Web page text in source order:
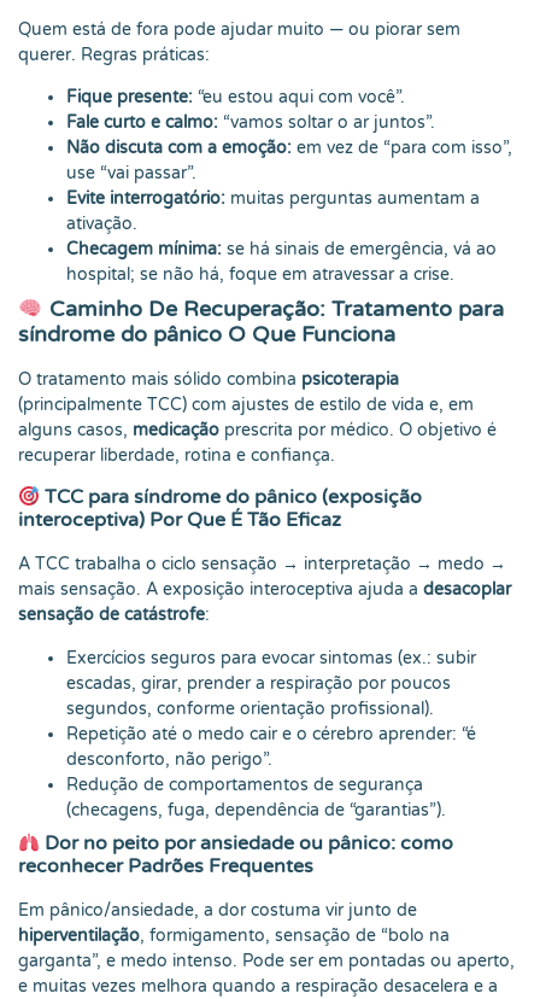
Quem está de fora pode ajudar muito — ou piorar sem
querer. Regras práticas:
Fique presente: “eu estou aqui com você”.
Fale curto e calmo: “vamos soltar o ar juntos”.
Não discuta com a emoção: em vez de “para com isso”,
use “vai passar”.
Evite interrogatório: muitas perguntas aumentam a
ativação.
Checagem mínima: se há sinais de emergência, vá ao
hospital; se não há, foque em atravessar a crise.
Caminho De Recuperação: Tratamento para
síndrome do pânico O Que Funciona
O tratamento mais sólido combina psicoterapia
(principalmente TCC) com ajustes de estilo de vida e, em
alguns casos, medicação prescrita por médico. O objetivo é
recuperar liberdade, rotina e confiança.
TCC para síndrome do pânico (exposição
interoceptiva) Por Que É Tão Eficaz
A TCC trabalha o ciclo sensação → interpretação → medo →
mais sensação. A exposição interoceptiva ajuda a desacoplar
sensação de catástrofe:
Exercícios seguros para evocar sintomas (ex.: subir
escadas, girar, prender a respiração por poucos
segundos, conforme orientação profissional).
Repetição até o medo cair e o cérebro aprender: “é
desconforto, não perigo”.
Redução de comportamentos de segurança
(checagens, fuga, dependência de “garantias”).
Dor no peito por ansiedade ou pânico: como
reconhecer Padrões Frequentes
Em pânico/ansiedade, a dor costuma vir junto de
hiperventilação, formigamento, sensação de “bolo na
garganta”, e medo intenso. Pode ser em pontadas ou aperto,
e muitas vezes melhora quando a respiração desacelera e a